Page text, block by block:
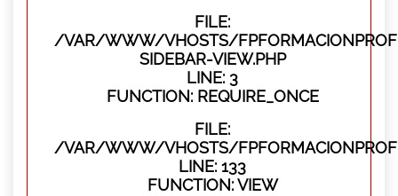
FILE:
/VAR/WWW/VHOSTS/
SIDEBAR-VIEW.PHP
LINE: 3
FUNCTION: REQUIRE_ONCE
FILE:
/VAR/WWW/VHOSTS/
LINE: 133
FUNCTION: VIEW